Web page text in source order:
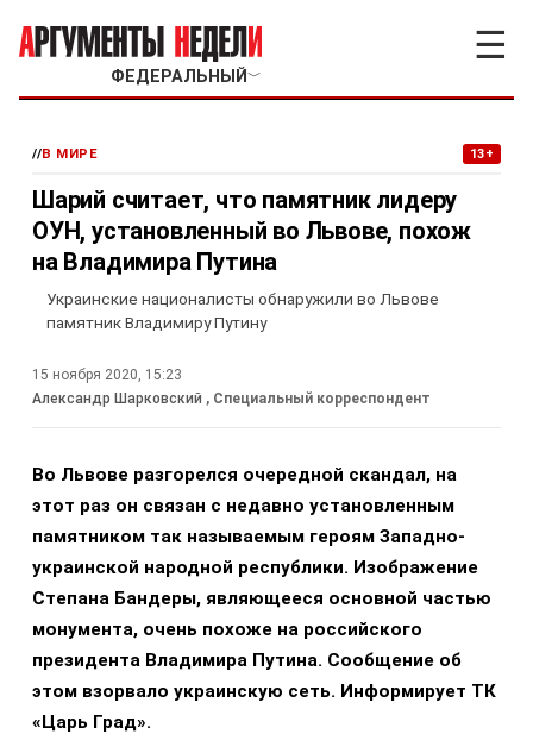
ФЕДЕРАЛЬНЫЙ ﹀
☰
//В МИРЕ 13+
Шарий считает, что памятник лидеру
ОУН, установленный во Львове, похож
на Владимира Путина
Украинские националисты обнаружили во Львове
памятник Владимиру Путину
15 ноября 2020, 15:23
Александр Шарковский , Специальный корреспондент
Во Львове разгорелся очередной скандал, на
этот раз он связан с недавно установленным
памятником так называемым героям Западно-
украинской народной республики. Изображение
Степана Бандеры, являющееся основной частью
монумента, очень похоже на российского
президента Владимира Путина. Сообщение об
этом взорвало украинскую сеть. Информирует ТК
«Царь Град».